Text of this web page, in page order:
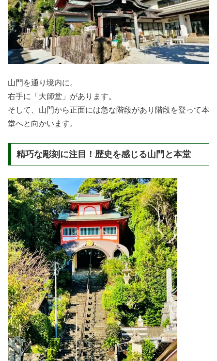
山門を通り境内に。
右手に「大師堂」があります。
そして、山門から正面には急な階段があり階段を登って本
堂へと向かいます。
精巧な彫刻に注目！歴史を感じる山門と本堂